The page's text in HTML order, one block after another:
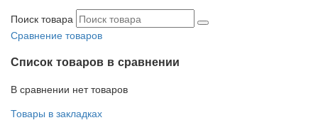
Поиск товара
Сравнение товаров
Список товаров в сравнении
В сравнении нет товаров
Товары в закладках